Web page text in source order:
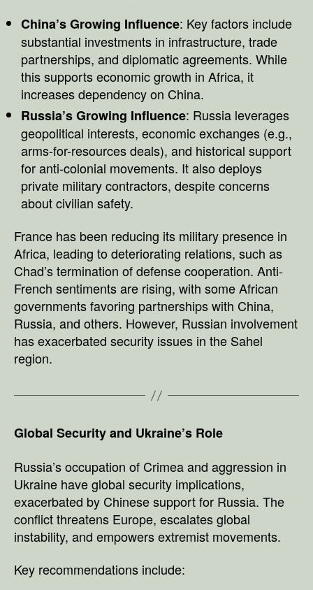
China’s Growing Influence: Key factors include
substantial investments in infrastructure, trade
partnerships, and diplomatic agreements. While
this supports economic growth in Africa, it
increases dependency on China.
Russia’s Growing Influence: Russia leverages
geopolitical interests, economic exchanges (e.g.,
arms-for-resources deals), and historical support
for anti-colonial movements. It also deploys
private military contractors, despite concerns
about civilian safety.
France has been reducing its military presence in
Africa, leading to deteriorating relations, such as
Chad’s termination of defense cooperation. Anti-
French sentiments are rising, with some African
governments favoring partnerships with China,
Russia, and others. However, Russian involvement
has exacerbated security issues in the Sahel
region.
Global Security and Ukraine’s Role
Russia’s occupation of Crimea and aggression in
Ukraine have global security implications,
exacerbated by Chinese support for Russia. The
conflict threatens Europe, escalates global
instability, and empowers extremist movements.
Key recommendations include: